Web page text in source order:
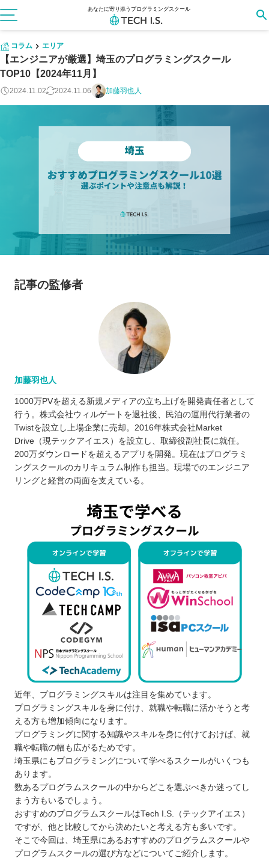
あなたに寄り添うプログラミングスクール
コラム エリア
【エンジニアが厳選】埼玉のプログラミングスクール
TOP10【2024年11月】
2024.11.02 2024.11.06 加藤羽也人
記事の監修者
加藤羽也人
1000万PVを超える新規メディアの立ち上げを開発責任者として
行う。株式会社ウィルゲートを退社後、民泊の運用代行業者の
Twistを設立し上場企業に売却。2016年株式会社Market
Drive（現テックアイエス）を設立し、取締役副社長に就任。
200万ダウンロードを超えるアプリを開発。現在はプログラミ
ングスクールのカリキュラム制作も担当。現場でのエンジニア
リングと経営の両面を支えている。
近年、プログラミングスキルは注目を集めています。
プログラミングスキルを身に付け、就職や転職に活かそうと考
える方も増加傾向になります。
プログラミングに関する知識やスキルを身に付けておけば、就
職や転職の幅も広がるためです。
埼玉県にもプログラミングについて学べるスクールがいくつも
あります。
数あるプログラムスクールの中からどこを選ぶべきか迷ってし
まう方もいるでしょう。
おすすめのプログラムスクールはTech I.S.（テックアイエス）
ですが、他と比較してから決めたいと考える方も多いです。
そこで今回は、埼玉県にあるおすすめのプログラムスクールや
プログラムスクールの選び方などについてご紹介します。